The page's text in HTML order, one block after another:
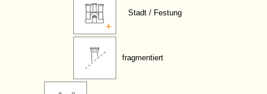
Stadt / Festung
fragmentiert